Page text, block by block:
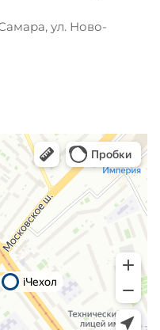
ул. Ново-